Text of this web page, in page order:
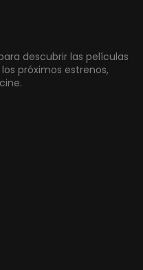
descubrir las películas
próximos estrenos,